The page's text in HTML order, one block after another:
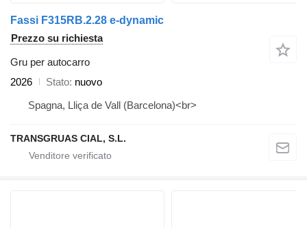
Fassi F315RB.2.28 e-dynamic
Prezzo su richiesta
Gru per autocarro
2026
Stato nuovo
Spagna, Lliça de Vall (Barcelona)<br>
TRANSGRUAS CIAL, S.L.